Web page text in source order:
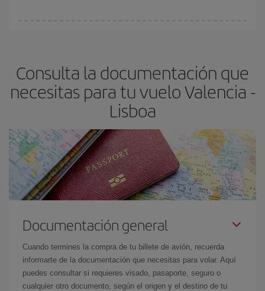
Consulta la documentación que
necesitas para tu vuelo Valencia -
Lisboa
Documentación general
Cuando termines la compra de tu billete de avión, recuerda
informarte de la documentación que necesitas para volar. Aquí
puedes consultar si requieres visado, pasaporte, seguro o
cualquier otro documento, según el origen y el destino de tu